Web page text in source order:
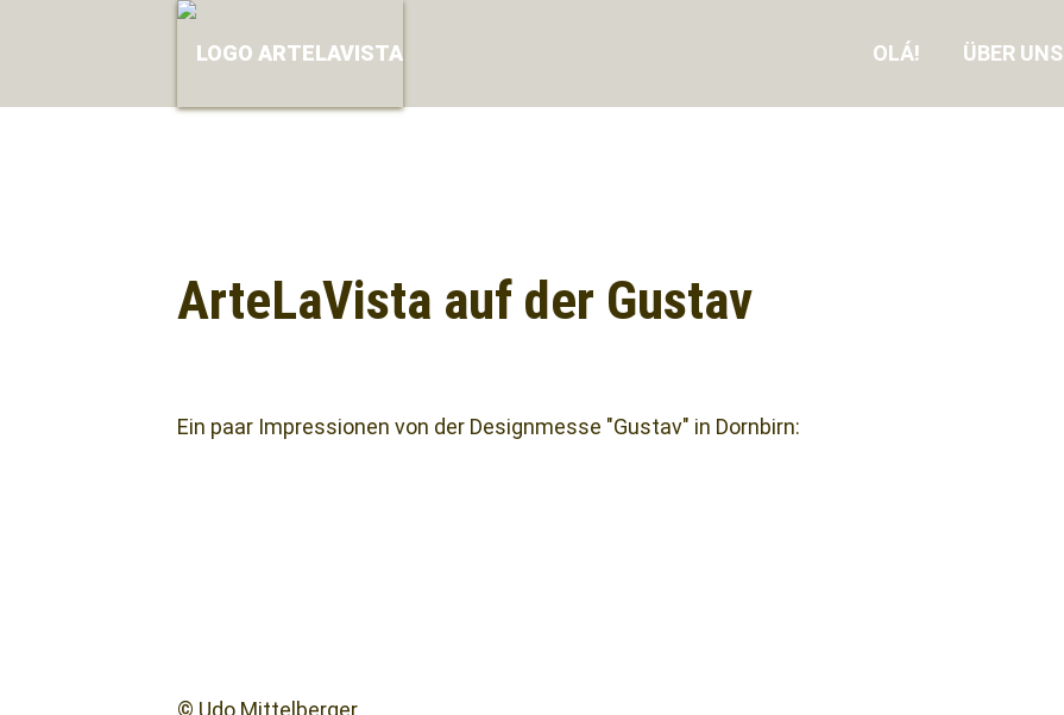
OLÁ! ÜBER UNS
ArteLaVista auf der Gustav
Ein paar Impressionen von der Designmesse "Gustav" in Dornbirn:
© Udo Mittelberger